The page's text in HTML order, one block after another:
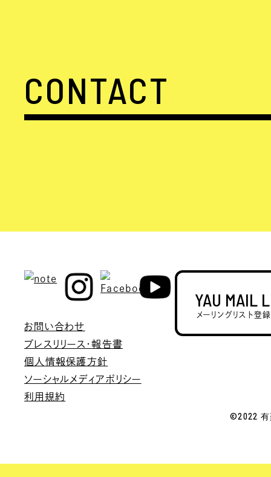
CONTACT
YAU MAIL
メーリングリスト登
お問い合わせ
プレスリリース・報告書
個人情報保護方針
ソーシャルメディアポリシー
利用規約
©2022 有